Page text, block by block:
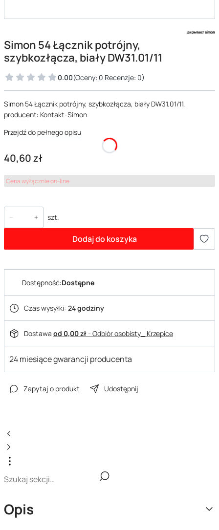
Simon 54 Łącznik potrójny,
szybkozłącza, biały DW31.01/11
0.00(Oceny: 0 Recenzje: 0)
Simon 54 Łącznik potrójny, szybkozłącza, biały DW31.01/11,
producent: Kontakt-Simon
Przejdź do pełnego opisu
Cena
40,60 zł
Cena wyłącznie on-line
szt.
Dodaj do koszyka
Dostępność:Dostępne
Czas wysyłki: 24 godziny
Dostawa od 0,00 zł- Odbiór osobisty_ Krzepice
24 miesiące gwarancji producenta
Zapytaj o produkt Udostępnij
Opis